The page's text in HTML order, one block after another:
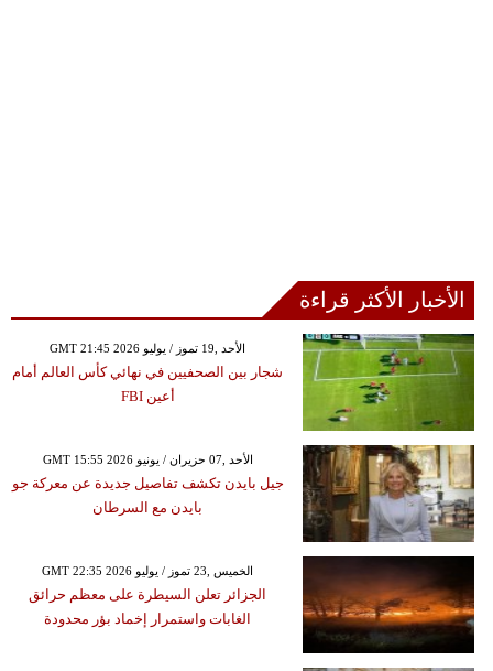
الأخبار الأكثر قراءة
GMT 21:45 2026 الأحد ,19 تموز / يوليو
شجار بين الصحفيين في نهائي كأس العالم أمام
أعين FBI
GMT 15:55 2026 الأحد ,07 حزيران / يونيو
جيل بايدن تكشف تفاصيل جديدة عن معركة جو
بايدن مع السرطان
GMT 22:35 2026 الخميس ,23 تموز / يوليو
الجزائر تعلن السيطرة على معظم حرائق
الغابات واستمرار إخماد بؤر محدودة